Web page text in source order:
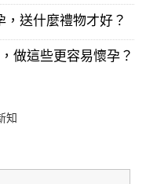
，送什麼禮物才好？
做這些更容易懷孕？
知